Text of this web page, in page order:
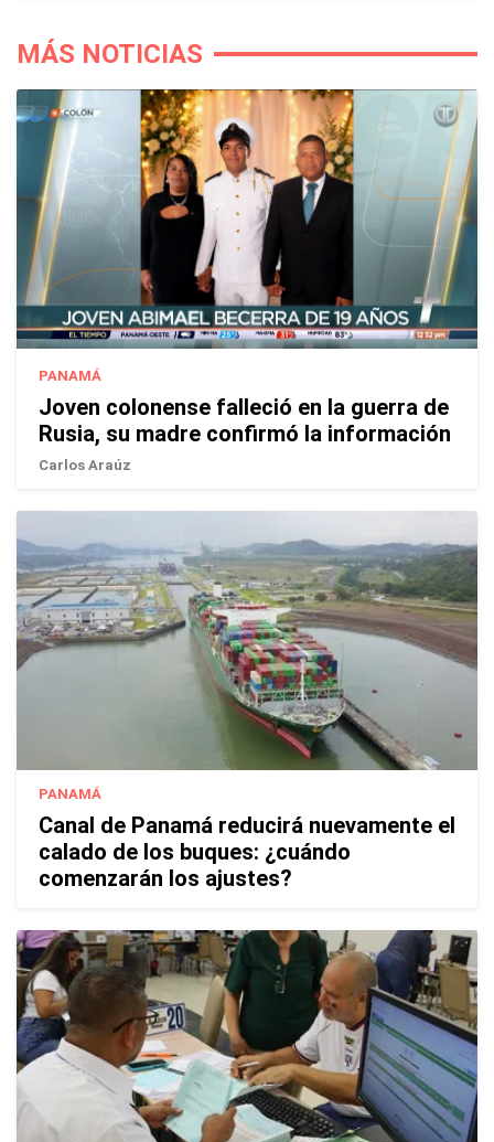
MÁS NOTICIAS
PANAMÁ
Joven colonense falleció en la guerra de
Rusia, su madre confirmó la información
Carlos Araúz
PANAMÁ
Canal de Panamá reducirá nuevamente el
calado de los buques: ¿cuándo
comenzarán los ajustes?